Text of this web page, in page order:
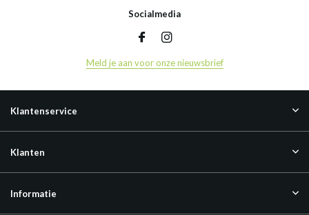
Socialmedia
Meld je aan voor onze nieuwsbrief
Klantenservice
Klanten
Informatie